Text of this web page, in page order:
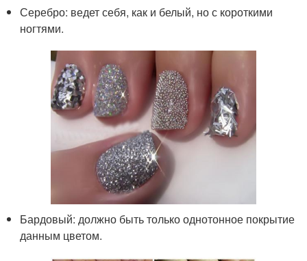
Серебро: ведет себя, как и белый, но с короткими
ногтями.
Бардовый: должно быть только однотонное покрытие
данным цветом.